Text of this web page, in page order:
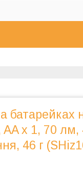
батарейках
AA x 1, 70 лм,
46 г